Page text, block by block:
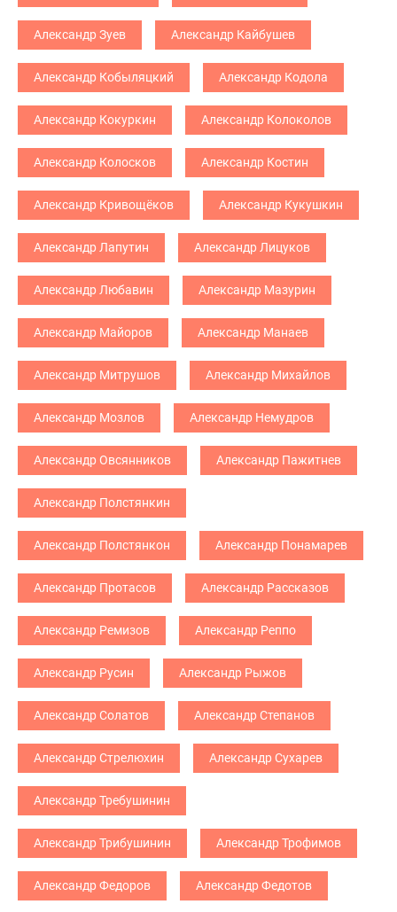
Александр Зуев Александр Кайбушев
Александр Кобыляцкий Александр Кодола
Александр Кокуркин Александр Колоколов
Александр Колосков Александр Костин
Александр Кривощёков Александр Кукушкин
Александр Лапутин Александр Лицуков
Александр Любавин Александр Мазурин
Александр Майоров Александр Манаев
Александр Митрушов Александр Михайлов
Александр Мозлов Александр Немудров
Александр Овсянников Александр Пажитнев
Александр Полстянкин
Александр Полстянкон Александр Понамарев
Александр Протасов Александр Рассказов
Александр Ремизов Александр Реппо
Александр Русин Александр Рыжов
Александр Солатов Александр Степанов
Александр Стрелюхин Александр Сухарев
Александр Требушинин
Александр Трибушинин Александр Трофимов
Александр Федоров Александр Федотов